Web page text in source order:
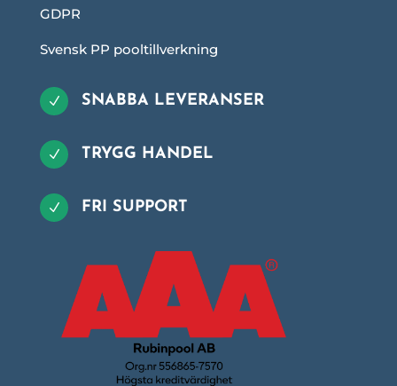
GDPR
Svensk PP pooltillverkning
N SNABBA LEVERANSER
N TRYGG HANDEL
N FRI SUPPORT